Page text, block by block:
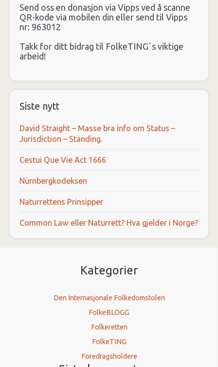
Send oss en donasjon via Vipps ved å scanne
QR-kode via mobilen din eller send til Vipps
nr: 963012
Takk for ditt bidrag til FolkeTING`s viktige
arbeid!
Siste nytt
David Straight – Masse bra info om Status –
Jurisdiction – Standing.
Cestui Que Vie Act 1666
Nürnbergkodeksen
Naturrettens Prinsipper
Common Law eller Naturrett? Hva gjelder i Norge?
Kategorier
Den Internasjonale Folkedomstolen
FolkeBLOGG
Folkeretten
FolkeTING
Foredragsholdere